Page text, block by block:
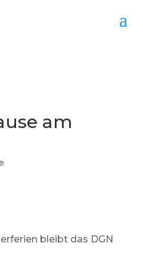
am
bleibt das DGN